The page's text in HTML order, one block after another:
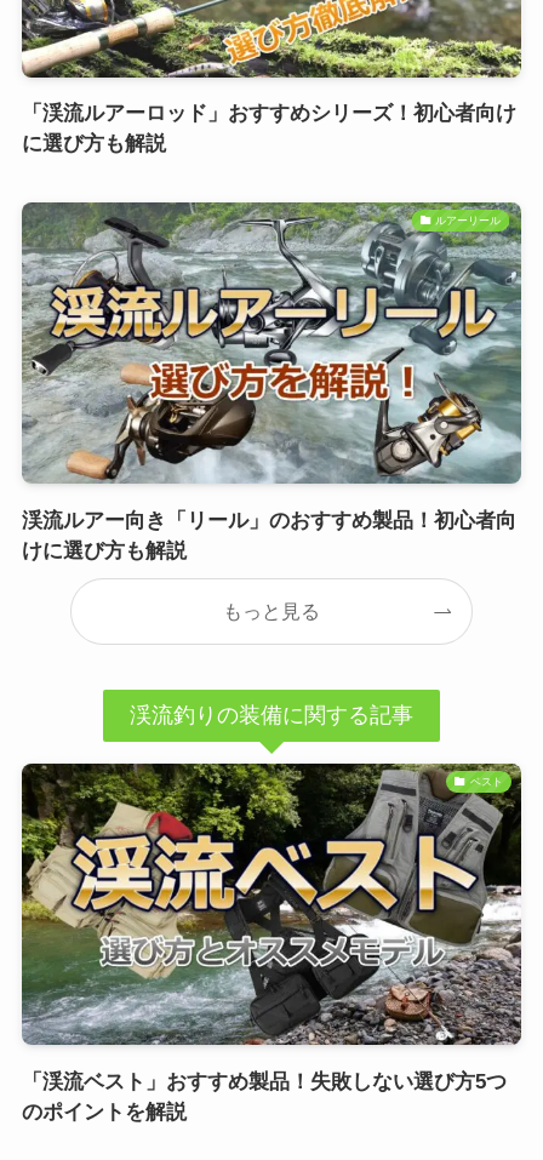
「渓流ルアーロッド」おすすめシリーズ！初心者向け
に選び方も解説
ルアーリール
渓流ルアー向き「リール」のおすすめ製品！初心者向
けに選び方も解説
もっと見る
渓流釣りの装備に関する記事
ベスト
「渓流ベスト」おすすめ製品！失敗しない選び方5つ
のポイントを解説